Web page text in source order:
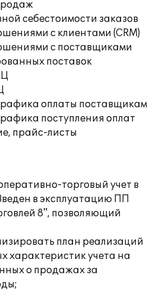
себестоимости заказов
с клиентами (CRM)
с поставщиками
поставок
оплаты поставщикам
поступления оплат
прайс-листы
торговый учет в
в эксплуатацию ПП
8", позволяющий
план реализаций
характеристик учета на
о продажах за